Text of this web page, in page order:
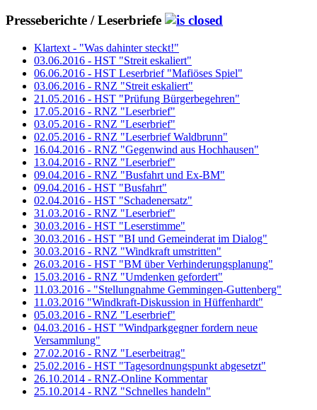
Presseberichte / Leserbriefe
Klartext - "Was dahinter steckt!"
03.06.2016 - HST "Streit eskaliert"
06.06.2016 - HST Leserbrief "Mafiöses Spiel"
03.06.2016 - RNZ "Streit eskaliert"
21.05.2016 - HST "Prüfung Bürgerbegehren"
17.05.2016 - RNZ "Leserbrief"
03.05.2016 - RNZ "Leserbrief"
02.05.2016 - RNZ "Leserbrief Waldbrunn"
16.04.2016 - RNZ "Gegenwind aus Hochhausen"
13.04.2016 - RNZ "Leserbrief"
09.04.2016 - RNZ "Busfahrt und Ex-BM"
09.04.2016 - HST "Busfahrt"
02.04.2016 - HST "Schadenersatz"
31.03.2016 - RNZ "Leserbrief"
30.03.2016 - HST "Leserstimme"
30.03.2016 - HST "BI und Gemeinderat im Dialog"
30.03.2016 - RNZ "Windkraft umstritten"
26.03.2016 - HST "BM über Verhinderungsplanung"
15.03.2016 - RNZ "Umdenken gefordert"
11.03.2016 - "Stellungnahme Gemmingen-Guttenberg"
11.03.2016 "Windkraft-Diskussion in Hüffenhardt"
05.03.2016 - RNZ "Leserbrief"
04.03.2016 - HST "Windparkgegner fordern neue
Versammlung"
27.02.2016 - RNZ "Leserbeitrag"
25.02.2016 - HST "Tagesordnungspunkt abgesetzt"
26.10.2014 - RNZ-Online Kommentar
25.10.2014 - RNZ "Schnelles handeln"